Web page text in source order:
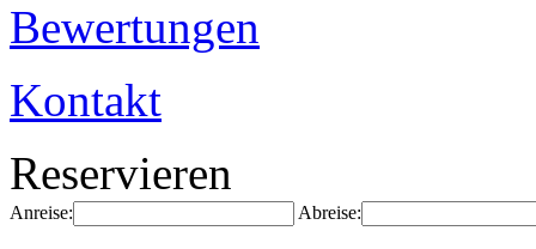
Bewertungen
Kontakt
Reservieren
Anreise: Abreise: